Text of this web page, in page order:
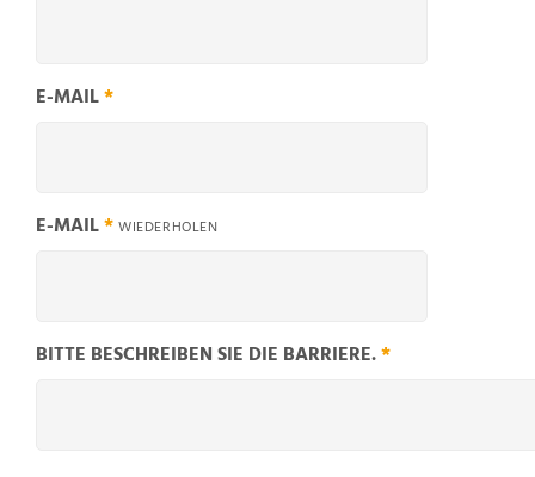
E-MAIL*
E-MAIL* WIEDERHOLEN
BITTE BESCHREIBEN SIE DIE BARRIERE.*